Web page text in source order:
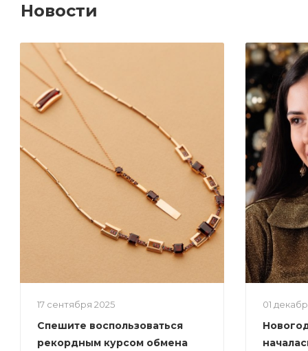
Новости
17 сентября 2025
Спешите воспользоваться
рекордным курсом обмена
01